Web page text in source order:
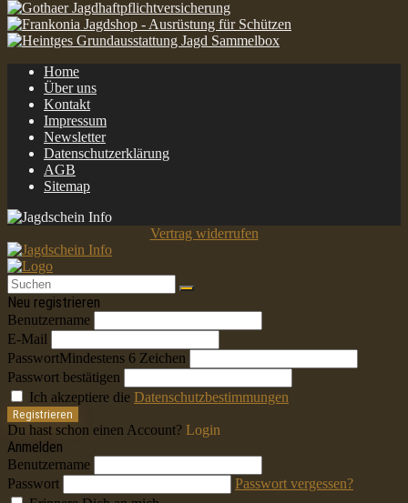
Home
Über uns
Kontakt
Impressum
Newsletter
Datenschutzerklärung
AGB
Sitemap
Vertrag widerrufen
Neu registrieren
Benutzername
E-Mail
PasswortMindestens 6 Zeichen
Passwort bestätigen
Ich akzeptiere die Datenschutzbestimmungen
Registrieren
Du hast schon einen Account? Login
Anmelden
Benutzername
Passwort
Passwort vergessen?